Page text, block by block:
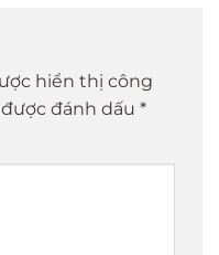
hiển thị công
đánh dấu *